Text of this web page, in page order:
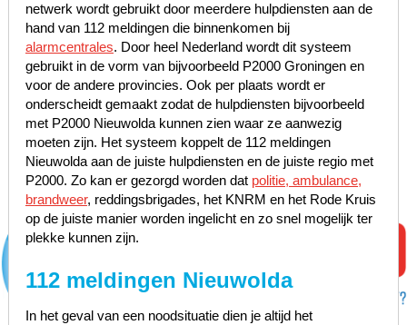
netwerk wordt gebruikt door meerdere hulpdiensten aan de
hand van 112 meldingen die binnenkomen bij
alarmcentrales. Door heel Nederland wordt dit systeem
gebruikt in de vorm van bijvoorbeeld P2000 Groningen en
voor de andere provincies. Ook per plaats wordt er
onderscheidt gemaakt zodat de hulpdiensten bijvoorbeeld
met P2000 Nieuwolda kunnen zien waar ze aanwezig
moeten zijn. Het systeem koppelt de 112 meldingen
Nieuwolda aan de juiste hulpdiensten en de juiste regio met
P2000. Zo kan er gezorgd worden dat politie, ambulance,
brandweer, reddingsbrigades, het KNRM en het Rode Kruis
op de juiste manier worden ingelicht en zo snel mogelijk ter
plekke kunnen zijn.
112 meldingen Nieuwolda
In het geval van een noodsituatie dien je altijd het